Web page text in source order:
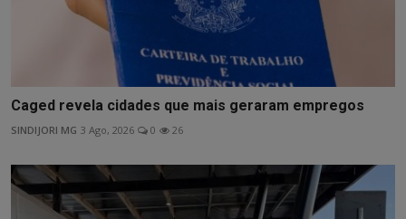
Caged revela cidades que mais geraram empregos
SINDIJORI MG 3 Ago, 2026 0 26